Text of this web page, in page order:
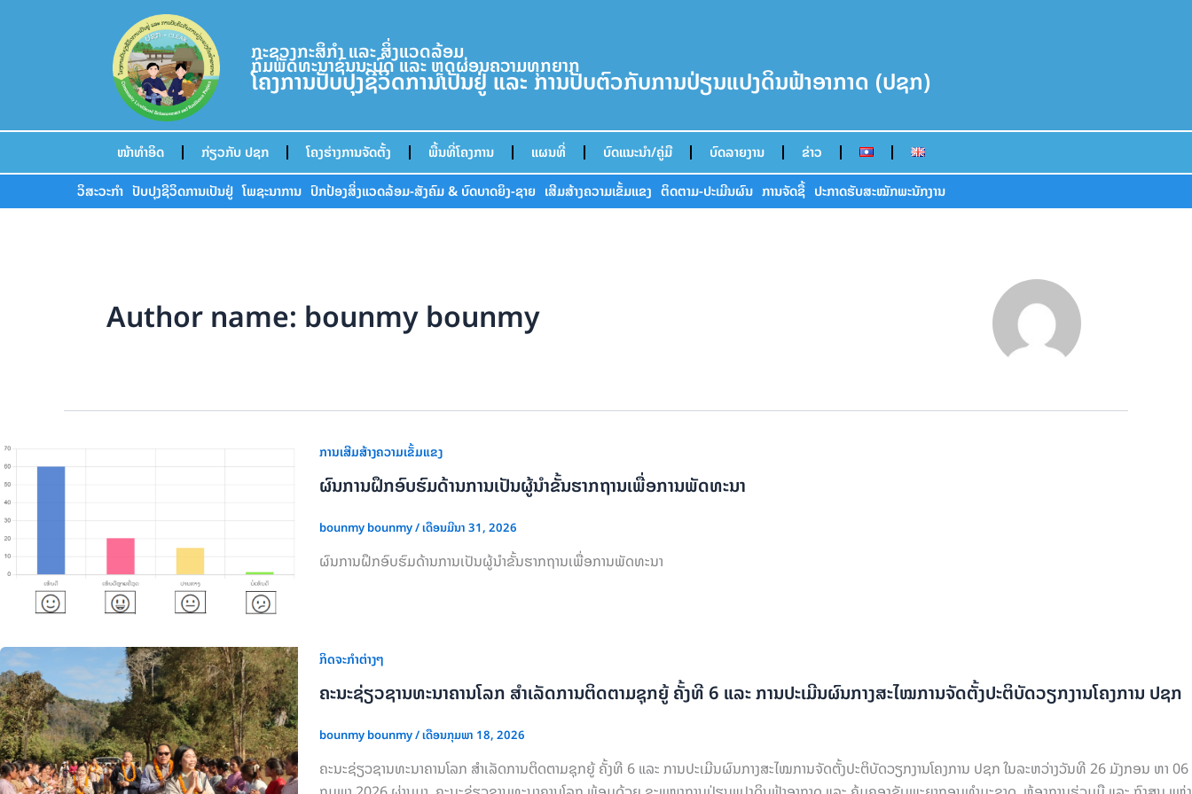
ກະຊວງກະສິກຳ ແລະ ສິ່ງແວດລ້ອມ
ກົມພັດທະນາຊົນນະບົດ ແລະ ຫຼຸດຜ່ອນຄວາມທຸກຍາກ
ໂຄງການປັບປຸງຊີວິດການເປັນຢູ່ ແລະ ການປັບຕົວກັບການປ່ຽນແປງດິນຟ້າອາກາດ (ປຊກ)
ໜ້າທຳອິດ ກ່ຽວກັບ ປຊກ ໂຄງຮ່າງການຈັດຕັ້ງ ພື້ນທີ່ໂຄງການ ແຜນທີ່ ບົດແນະນໍາ/ຄູ່ມື ບົດລາຍງານ
ຂ່າວ
ວິສະວະກຳ ປັບປຸງຊີວິດການເປັນຢູ່ ໂພຊະນາການ ປົກປ້ອງສິ່ງແວດລ້ອມ-ສັງຄົມ & ບົດບາດຍິງ-ຊາຍ ເສີມສ້າງຄວາມເຂັ້ມແຂງ ຕິດຕາມ-ປະເມີນຜົນ ການຈັດຊື້ ປະກາດຮັບສະໝັກພະນັກງານ
Author name: bounmy bounmy
ການເສີມສ້າງຄວາມເຂັ້ມແຂງ
ຜົນການຝຶກອົບຮົມດ້ານການເປັນຜູ້ນໍາຂັ້ນຮາກຖານເພື່ອການພັດທະນາ
bounmy bounmy/ເດືອນມີນາ 31, 2026
ຜົນການຝຶກອົບຮົມດ້ານການເປັນຜູ້ນໍາຂັ້ນຮາກຖານເພື່ອການພັດທະນາ
ກິດຈະກຳຕ່າງໆ
ຄະນະຊ່ຽວຊານທະນາຄານໂລກ ສໍາເລັດການຕິດຕາມຊຸກຍູ້ ຄັ້ງທີ 6 ແລະ ການປະເມີນຜົນກາງສະໄໝການຈັດຕັ້ງປະຕິບັດວຽກງານໂຄງການ ປຊກ
bounmy bounmy/ເດືອນກຸມພາ 18, 2026
ຄະນະຊ່ຽວຊານທະນາຄານໂລກ ສໍາເລັດການຕິດຕາມຊຸກຍູ້ ຄັ້ງທີ 6 ແລະ ການປະເມີນຜົນກາງສະໄໝການຈັດຕັ້ງປະຕິບັດວຽກງານໂຄງການ ປຊກ ໃນລະຫວ່າງວັນທີ 26 ມັງກອນ ຫາ 06